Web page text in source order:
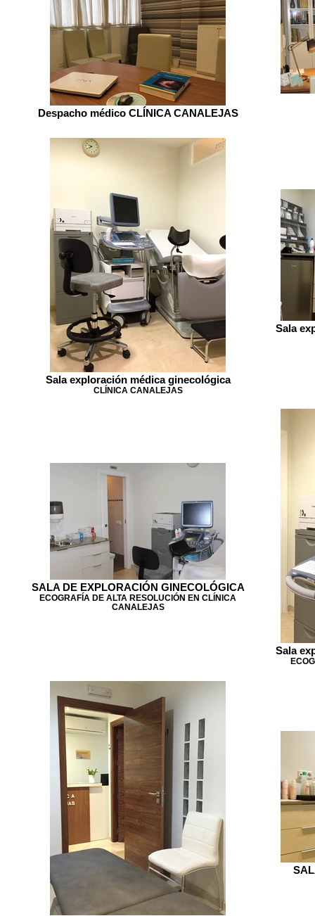
Despacho médico CLÍNICA CANALEJAS
Sala exploración médica ginecológica
CLÍNICA CANALEJAS
Sala
SALA DE EXPLORACIÓN GINECOLÓGICA
ECOGRAFÍA DE ALTA RESOLUCIÓN EN CLÍNICA
CANALEJAS
Sala